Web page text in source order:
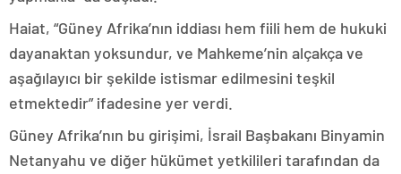
Haiat, “Güney Afrika’nın iddiası hem fiili hem de hukuki
dayanaktan yoksundur, ve Mahkeme’nin alçakça ve
aşağılayıcı bir şekilde istismar edilmesini teşkil
etmektedir” ifadesine yer verdi.
Güney Afrika’nın bu girişimi, İsrail Başbakanı Binyamin
Netanyahu ve diğer hükümet yetkilileri tarafından da